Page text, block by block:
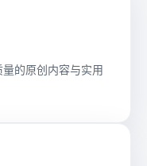
的原创内容与实用